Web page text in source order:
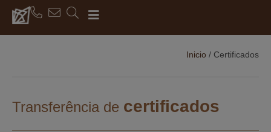
Inicio / Certificados
Transferência de certificados